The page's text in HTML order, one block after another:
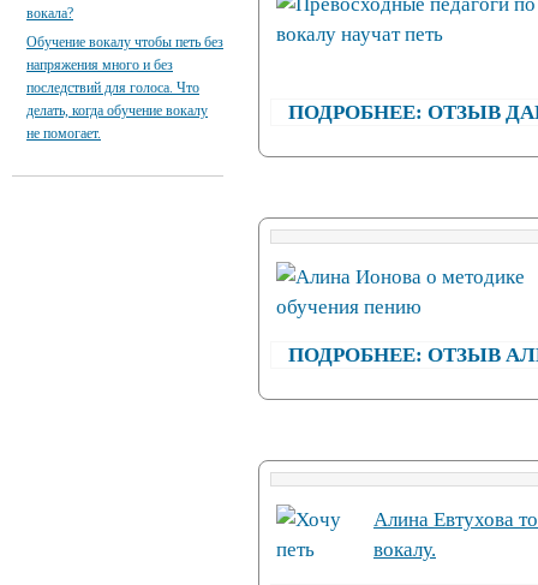
ПОДРОБНЕЕ: ОТЗЫВ
ПОДРОБНЕЕ: ОТЗЫВ
Алина Евтухова
вокалу.
вокала?
Обучение вокалу чтобы петь без
напряжения много и без
последствий для голоса. Что
делать, когда обучение вокалу
не помогает.